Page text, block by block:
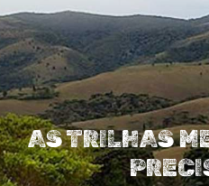
AS TRILHAS